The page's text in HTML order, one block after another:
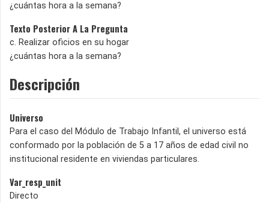
¿cuántas hora a la semana?
Texto Posterior A La Pregunta
c. Realizar oficios en su hogar
¿cuántas hora a la semana?
Descripción
Universo
Para el caso del Módulo de Trabajo Infantil, el universo está
conformado por la población de 5 a 17 años de edad civil no
institucional residente en viviendas particulares.
Var_resp_unit
Directo